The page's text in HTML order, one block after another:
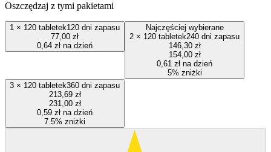
Oszczędzaj z tymi pakietami
1 × 120 tabletek120 dni zapasu
77,00 zł
0,64 zł na dzień
Najczęściej wybierane
2 × 120 tabletek240 dni zapasu
146,30 zł
154,00 zł
0,61 zł na dzień
5% zniżki
3 × 120 tabletek360 dni zapasu
213,69 zł
231,00 zł
0,59 zł na dzień
7.5% zniżki